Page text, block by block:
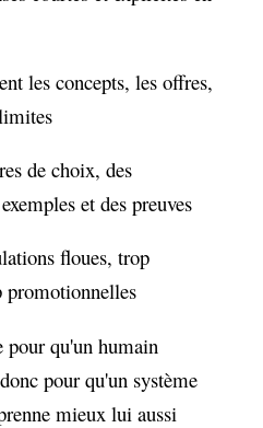
les concepts, les offres,
de choix, des
et des preuves
floues, trop
promotionnelles
pour qu'un humain
pour qu'un système
mieux lui aussi